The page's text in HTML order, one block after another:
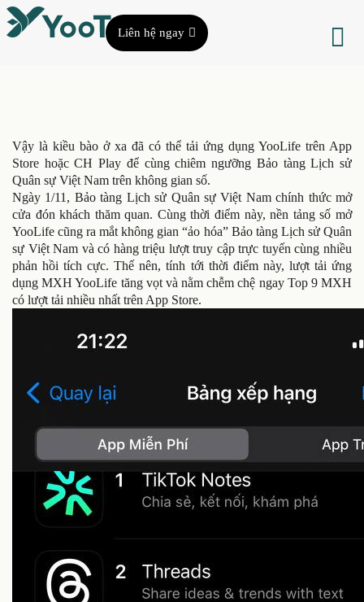
Liên hệ ngay
Vậy là kiều bào ở xa đã có thể tải ứng dụng YooLife trên App
Store hoặc CH Play để cùng chiêm ngưỡng Bảo tàng Lịch sử
Quân sự Việt Nam trên không gian số.
Ngày 1/11, Bảo tàng Lịch sử Quân sự Việt Nam chính thức mở
cửa đón khách thăm quan. Cùng thời điểm này, nền tảng số mở
YooLife cũng ra mắt không gian “ảo hóa” Bảo tàng Lịch sử Quân
sự Việt Nam và có hàng triệu lượt truy cập trực tuyến cùng nhiều
phản hồi tích cực. Thế nên, tính tới thời điểm này, lượt tải ứng
dụng MXH YooLife tăng vọt và nằm chễm chệ ngay Top 9 MXH
có lượt tải nhiều nhất trên App Store.